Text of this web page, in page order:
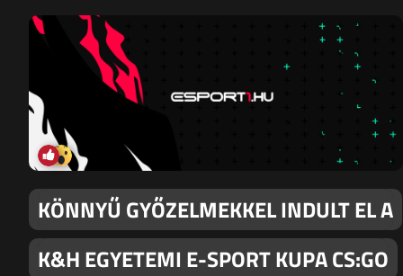
KÖNNYŰ GYŐZELMEKKEL INDULT EL A
K&H EGYETEMI E-SPORT KUPA CS:GO